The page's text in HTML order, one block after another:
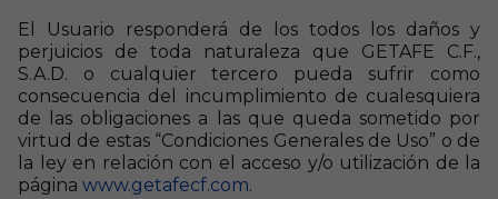
El Usuario responderá de los todos los daños y
perjuicios de toda naturaleza que GETAFE C.F.,
S.A.D. o cualquier tercero pueda sufrir como
consecuencia del incumplimiento de cualesquiera
de las obligaciones a las que queda sometido por
virtud de estas “Condiciones Generales de Uso” o de
la ley en relación con el acceso y/o utilización de la
página www.getafecf.com.